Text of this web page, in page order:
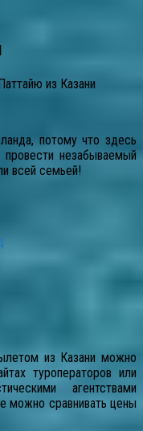
из Казани
потому что здесь
незабываемый
всей семьей!
из Казани можно
туроператоров или
агентствами
можно сравнивать цены